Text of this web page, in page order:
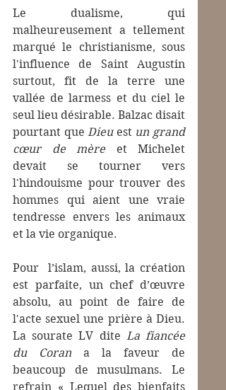
Le dualisme, qui
malheureusement a tellement
marqué le christianisme, sous
l'influence de Saint Augustin
surtout, fit de la terre une
vallée de larmess et du ciel le
seul lieu désirable. Balzac disait
pourtant que Dieu est un grand
cœur de mère et Michelet
devait se tourner vers
l'hindouisme pour trouver des
hommes qui aient une vraie
tendresse envers les animaux
et la vie organique.
Pour  l’islam, aussi, la création
est parfaite, un chef d’œuvre
absolu, au point de faire de
l'acte sexuel une prière à Dieu.
La sourate LV dite La fiancée
du Coran a la faveur de
beaucoup de musulmans. Le
refrain « Lequel des bienfaits